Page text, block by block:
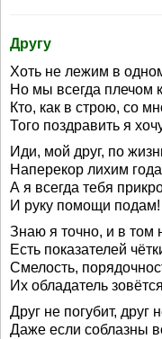
Другу
Хоть не лежим в
Но мы всегда плечом
Кто, как в строю, со
Того поздравить я
Иди, мой друг, по
Наперекор лихим
А я всегда тебя
И руку помощи подам!
Знаю я точно, и в том
Есть показателей
Смелость,
Их обладатель
Друг не погубит, друг
Даже если соблазны